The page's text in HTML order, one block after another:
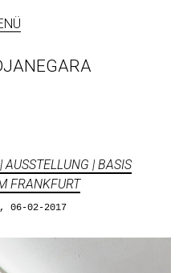
| BASIS
FRANKFURT
06-02-2017